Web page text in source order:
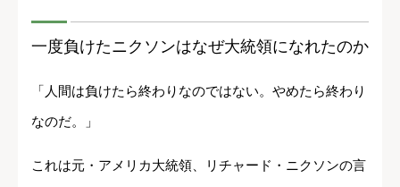
一度負けたニクソンはなぜ大統領になれたのか
「人間は負けたら終わりなのではない。やめたら終わり
なのだ。」
これは元・アメリカ大統領、リチャード・ニクソンの言